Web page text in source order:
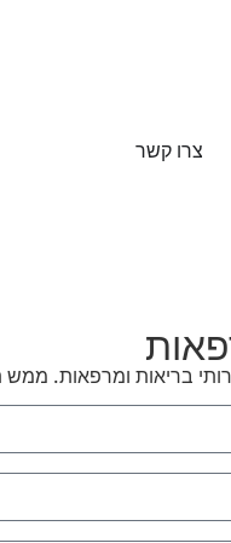
צרו קשר